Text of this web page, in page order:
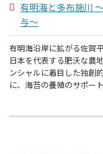
有明海と多布施川
与～
有明海沿岸に拡がる佐賀
日本を代表する肥沃な農
ンシャルに着目した独創
に、海苔の養殖のサポー